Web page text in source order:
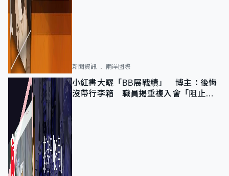
新聞資訊 兩岸國際
小紅書大曬「BB展戰績」 博主：後悔
沒帶行李箱 職員揭重複入會「阻止唔